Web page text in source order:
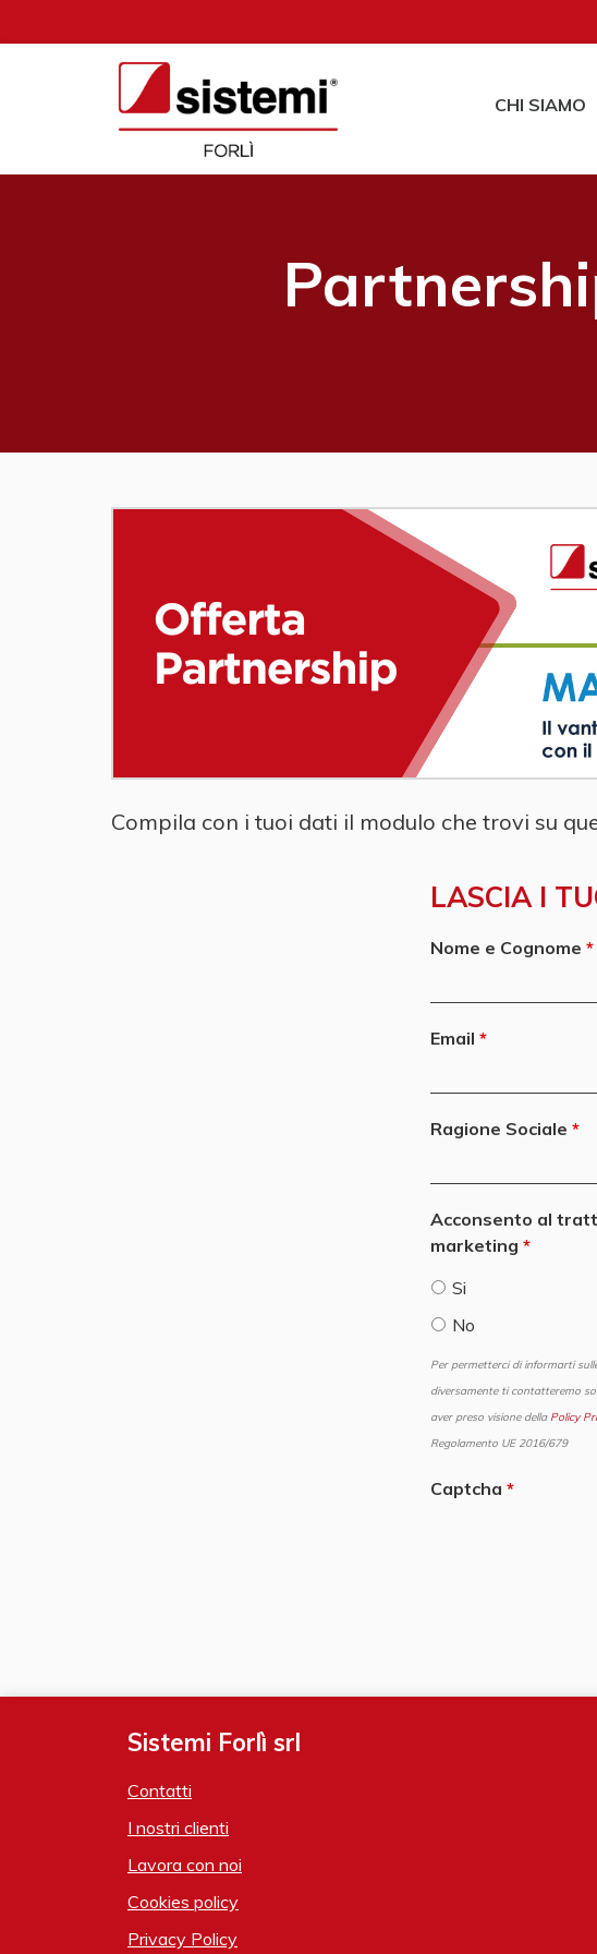
CHI SIAMO
Compila con i tuoi dati il modulo che trovi su
LASCIA I
Nome e Cognome
Email
Ragione Sociale
Acconsento al
marketing
Si
No
Per permetterci di informarti
diversamente ti contatteremo
aver preso visione della Policy
Regolamento UE 2016/679
Captcha
Sistemi Forlì srl
Contatti
I nostri clienti
Lavora con noi
Cookies policy
Privacy Policy